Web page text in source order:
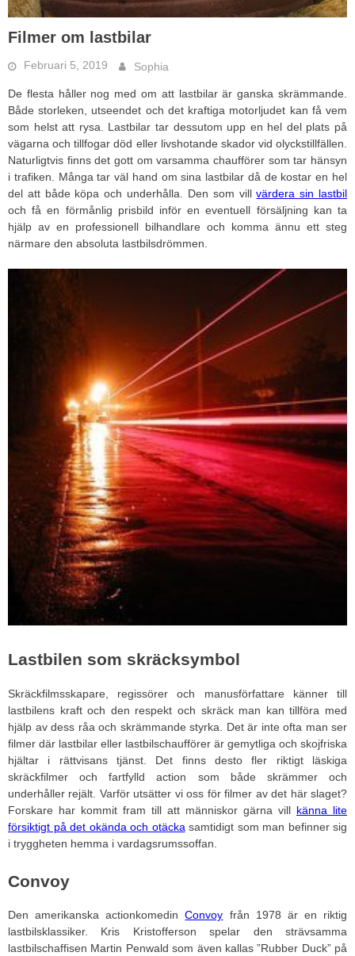
Filmer om lastbilar
Februari 5, 2019 Sophia
De flesta håller nog med om att lastbilar är ganska skrämmande.
Både storleken, utseendet och det kraftiga motorljudet kan få vem
som helst att rysa. Lastbilar tar dessutom upp en hel del plats på
vägarna och tillfogar död eller livshotande skador vid olyckstillfällen.
Naturligtvis finns det gott om varsamma chaufförer som tar hänsyn
i trafiken. Många tar väl hand om sina lastbilar då de kostar en hel
del att både köpa och underhålla. Den som villvärdera sin lastbil
och få en förmånlig prisbild inför en eventuell försäljning kan ta
hjälp av en professionell bilhandlare och komma ännu ett steg
närmare den absoluta lastbilsdrömmen.
Lastbilen som skräcksymbol
Skräckfilmsskapare, regissörer och manusförfattare känner till
lastbilens kraft och den respekt och skräck man kan tillföra med
hjälp av dess råa och skrämmande styrka. Det är inte ofta man ser
filmer där lastbilar eller lastbilschaufförer är gemytliga och skojfriska
hjältar i rättvisans tjänst. Det finns desto fler riktigt läskiga
skräckfilmer och fartfylld action som både skrämmer och
underhåller rejält. Varför utsätter vi oss för filmer av det här slaget?
Forskare har kommit fram till att människor gärna vill känna lite
försiktigt på det okända och otäcka samtidigt som man befinner sig
i tryggheten hemma i vardagsrumssoffan.
Convoy
Den amerikanska actionkomedinConvoy från 1978 är en riktig
lastbilsklassiker. Kris Kristofferson spelar den strävsamma
lastbilschaffisen Martin Penwald som även kallas ”Rubber Duck” på